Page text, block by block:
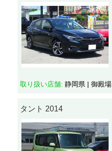
取り扱い店舗: 静岡県 | 御殿場
タント 2014